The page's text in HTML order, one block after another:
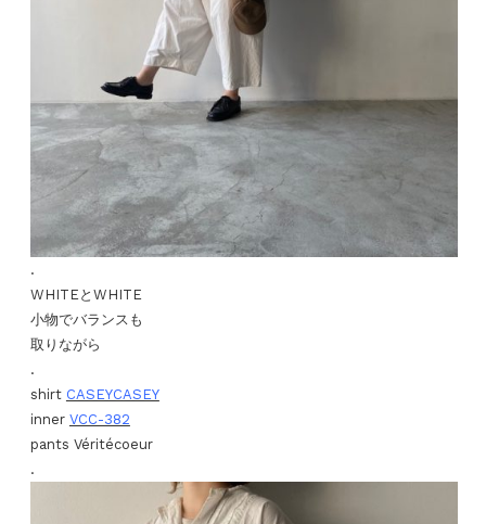
.
WHITEとWHITE
小物でバランスも
取りながら
.
shirt CASEYCASEY
inner VCC-382
pants Véritécoeur
.